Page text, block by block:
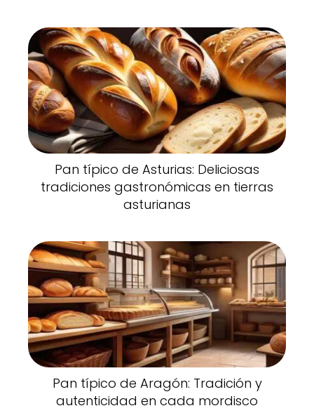
Pan típico de Asturias: Deliciosas
tradiciones gastronómicas en tierras
asturianas
Pan típico de Aragón: Tradición y
autenticidad en cada mordisco